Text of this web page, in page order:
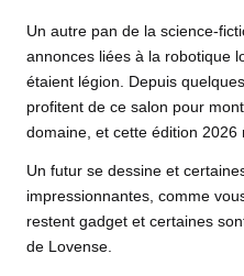
Un autre pan de la science-
annonces liées à la robotique
étaient légion. Depuis
profitent de ce salon pour
domaine, et cette édition 2026
Un futur se dessine et
impressionnantes, comme
restent gadget et certaines
de Lovense.